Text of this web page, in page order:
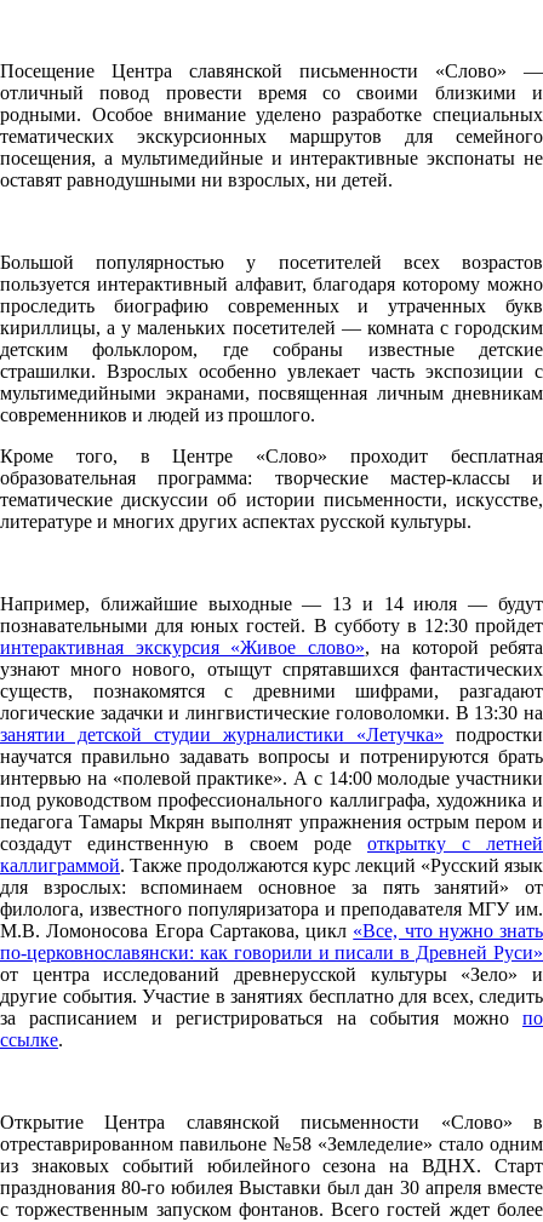
Посещение Центра славянской письменности «Слово» —
отличный повод провести время со своими близкими и
родными. Особое внимание уделено разработке специальных
тематических экскурсионных маршрутов для семейного
посещения, а мультимедийные и интерактивные экспонаты не
оставят равнодушными ни взрослых, ни детей.
Большой популярностью у посетителей всех возрастов
пользуется интерактивный алфавит, благодаря которому можно
проследить биографию современных и утраченных букв
кириллицы, а у маленьких посетителей — комната с городским
детским фольклором, где собраны известные детские
страшилки. Взрослых особенно увлекает часть экспозиции с
мультимедийными экранами, посвященная личным дневникам
современников и людей из прошлого.
Кроме того, в Центре «Слово» проходит бесплатная
образовательная программа: творческие мастер-классы и
тематические дискуссии об истории письменности, искусстве,
литературе и многих других аспектах русской культуры.
Например, ближайшие выходные — 13 и 14 июля — будут
познавательными для юных гостей. В субботу в 12:30 пройдет
интерактивная экскурсия «Живое слово», на которой ребята
узнают много нового, отыщут спрятавшихся фантастических
существ, познакомятся с древними шифрами, разгадают
логические задачки и лингвистические головоломки. В 13:30 на
занятии детской студии журналистики «Летучка» подростки
научатся правильно задавать вопросы и потренируются брать
интервью на «полевой практике». А с 14:00 молодые участники
под руководством профессионального каллиграфа, художника и
педагога Тамары Мкрян выполнят упражнения острым пером и
создадут единственную в своем роде открытку с летней
каллиграммой. Также продолжаются курс лекций «Русский язык
для взрослых: вспоминаем основное за пять занятий» от
филолога, известного популяризатора и преподавателя МГУ им.
М.В. Ломоносова Егора Сартакова, цикл «Все, что нужно знать
по-церковнославянски: как говорили и писали в Древней Руси»
от центра исследований древнерусской культуры «Зело» и
другие события. Участие в занятиях бесплатно для всех, следить
за расписанием и регистрироваться на события можно по
ссылке.
Открытие Центра славянской письменности «Слово» в
отреставрированном павильоне №58 «Земледелие» стало одним
из знаковых событий юбилейного сезона на ВДНХ. Старт
празднования 80-го юбилея Выставки был дан 30 апреля вместе
с торжественным запуском фонтанов. Всего гостей ждет более